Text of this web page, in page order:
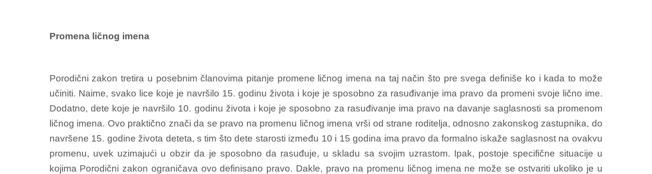
Promena ličnog imena
Porodični zakon tretira u posebnim članovima pitanje promene ličnog imena na taj način što pre svega definiše ko i kada to može
učiniti. Naime, svako lice koje je navršilo 15. godinu života i koje je sposobno za rasuđivanje ima pravo da promeni svoje lično ime.
Dodatno, dete koje je navršilo 10. godinu života i koje je sposobno za rasuđivanje ima pravo na davanje saglasnosti sa promenom
ličnog imena. Ovo praktično znači da se pravo na promenu ličnog imena vrši od strane roditelja, odnosno zakonskog zastupnika, do
navršene 15. godine života deteta, s tim što dete starosti između 10 i 15 godina ima pravo da formalno iskaže saglasnost na ovakvu
promenu, uvek uzimajući u obzir da je sposobno da rasuđuje, u skladu sa svojim uzrastom. Ipak, postoje specifične situacije u
kojima Porodični zakon ograničava ovo definisano pravo. Dakle, pravo na promenu ličnog imena ne može se ostvariti ukoliko je u